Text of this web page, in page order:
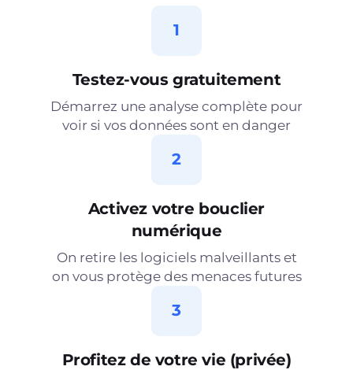
1
Testez-vous gratuitement
Démarrez une analyse complète pour
voir si vos données sont en danger
2
Activez votre bouclier
numérique
On retire les logiciels malveillants et
on vous protège des menaces futures
3
Profitez de votre vie (privée)